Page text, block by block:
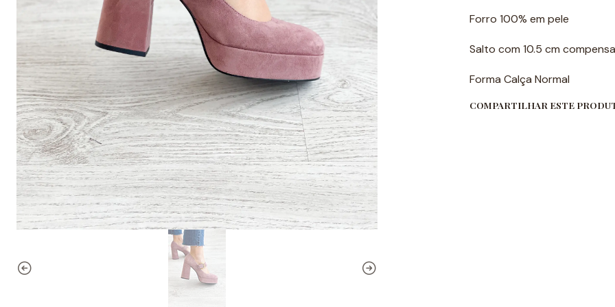
Forro 100% em pele
Salto com 10.5 cm
Forma Calça Normal
COMPARTILHAR ESTE